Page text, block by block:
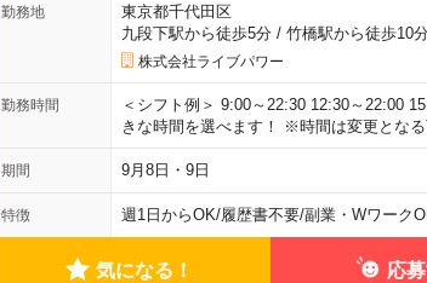
勤務地
東京都千代田区
九段下駅から徒歩5分/ 竹橋駅から徒歩10
株式会社ライブパワー
勤務時間
＜シフト例＞ 9:00～22:30 12:30～22:00
きな時間を選べます！ ※時間は変更とな
期間 9月8日・9日
特徴 週1日からOK/履歴書不要/副業・Wワーク
気になる！ 応